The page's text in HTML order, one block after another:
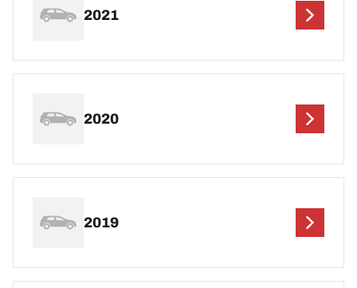
2021
2020
2019